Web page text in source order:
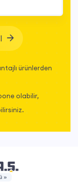
ürünlerden
olabilir,